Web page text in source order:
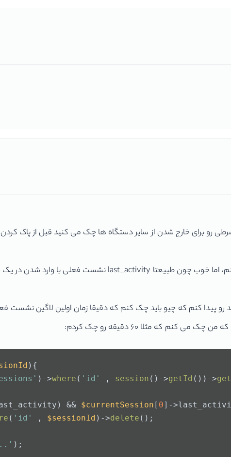
رو برای خارج شدن از سایر دستگاه ها چک می کنید قبل از پاک
کنم که چیو باید چک کنم که دقیقا زمان اولین لاگین نشست
که مثلا ۶۰ دقیقه رو چک کردم:
) {
)->where ( 'id' , session ()->getId ())->get
&& $currentSession [ 0]-
( 'id' , $sessionId )->delete ();
'به دلیل );